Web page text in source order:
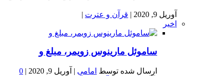
آوریل 9, 2020 | قرآن و عترت |
اخیر
ساموئل مارینوس زویمر، مبلغ و
ارسال شده توسط امامی | آوریل 9, 2020 |
0